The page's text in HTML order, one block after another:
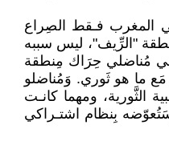
المغرب فـقط الصِراع
"الرِّيف"، ليس سببه
في مُناضلي حِرَاك مِنطقة
ما هو ثَوري. وَمُناضلو
الثَّورية، ومهما كانـت
وَسَتُعوّضه بِنظام اشتـراكي